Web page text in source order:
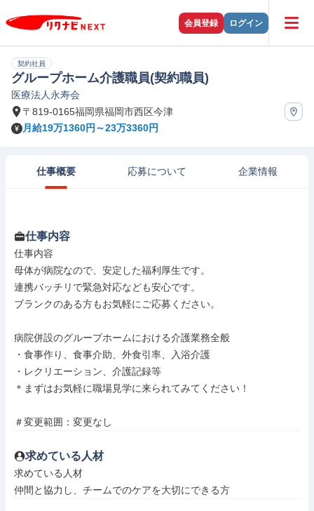
会員登録 ログイン
契約社員
グループホーム介護職員(契約職員)
医療法人永寿会
〒819-0165福岡県福岡市西区今津
月給19万1360円～23万3360円
仕事概要 応募について 企業情報
仕事内容
仕事内容
母体が病院なので、安定した福利厚生です。
連携バッチリで緊急対応なども安心です。
ブランクのある方もお気軽にご応募ください。
病院併設のグループホームにおける介護業務全般
・食事作り、食事介助、外食引率、入浴介護
・レクリエーション、介護記録等
＊まずはお気軽に職場見学に来られてみてください！
＃変更範囲：変更なし
求めている人材
求めている人材
仲間と協力し、チームでのケアを大切にできる方